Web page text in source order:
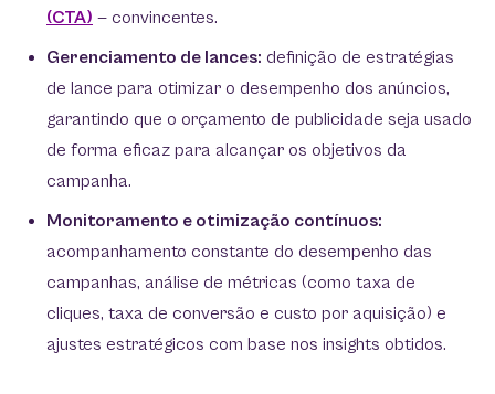
(CTA) — convincentes.
Gerenciamento de lances: definição de estratégias
de lance para otimizar o desempenho dos anúncios,
garantindo que o orçamento de publicidade seja usado
de forma eficaz para alcançar os objetivos da
campanha.
Monitoramento e otimização contínuos:
acompanhamento constante do desempenho das
campanhas, análise de métricas (como taxa de
cliques, taxa de conversão e custo por aquisição) e
ajustes estratégicos com base nos insights obtidos.